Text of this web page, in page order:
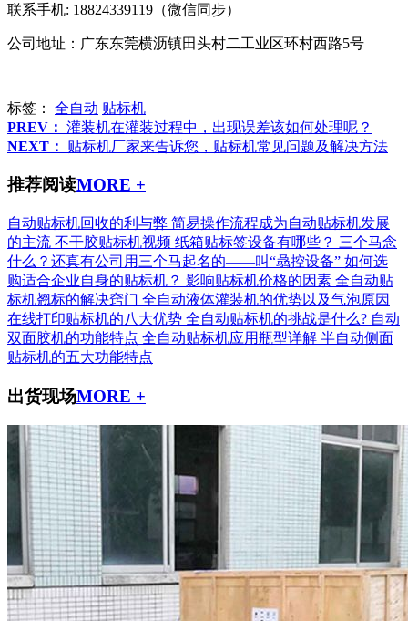
联系手机: 18824339119（微信同步）
公司地址：广东东莞横沥镇田头村二工业区环村西路5号
标签： 全自动 贴标机
PREV： 灌装机在灌装过程中，出现误差该如何处理呢？
NEXT：
贴标机厂家来告诉您，贴标机常见问题及解决方法
推荐阅读MORE +
自动贴标机回收的利与弊 简易操作流程成为自动贴标机发展
的主流 不干胶贴标机视频 纸箱贴标签设备有哪些？ 三个马念
什么？还真有公司用三个马起名的——叫“骉控设备” 如何选
购适合企业自身的贴标机？ 影响贴标机价格的因素 全自动贴
标机翘标的解决窍门 全自动液体灌装机的优势以及气泡原因
在线打印贴标机的八大优势 全自动贴标机的挑战是什么? 自动
双面胶机的功能特点 全自动贴标机应用瓶型详解 半自动侧面
贴标机的五大功能特点
出货现场MORE +